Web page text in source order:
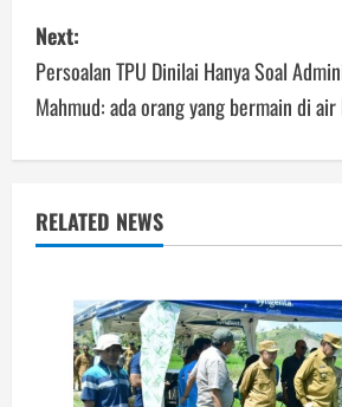
Next:
Persoalan TPU Dinilai Hanya Soal
Mahmud: ada orang yang bermain di
RELATED NEWS